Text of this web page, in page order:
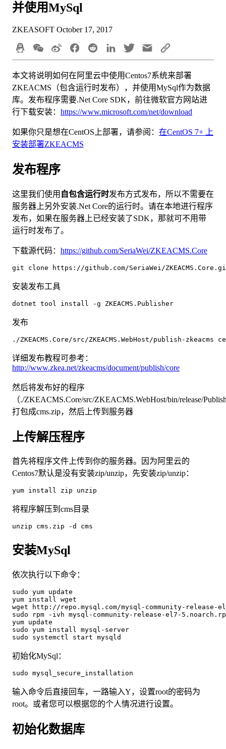
并使用MySql
ZKEASOFT October 17, 2017
本文将说明如何在阿里云中使用Centos7系统来部署
ZKEACMS（包含运行时发布），并使用MySql作为数据
库。发布程序需要.Net Core SDK，前往微软官方网站进
行下载安装： https://www.microsoft.com/net/download
如果你只是想在CentOS上部署，请参阅： 在CentOS 7+ 上
安装部署ZKEACMS
发布程序
这里我们使用 自包含运行时发布方式发布，所以不需要在
服务器上另外安装.Net Core的运行时。请在本地进行程序
发布，如果在服务器上已经安装了SDK，那就可不用带
运行时发布了。
下载源代码： https://github.com/SeriaWei/ZKEACMS.Core
git clone https://github.com/SeriaWei/
安装发布工具
dotnet tool install -g ZKEACMS.Publisher
发布
./ZKEACMS.Core/src/ZKEACMS.WebHost/publish-zkeacms
详细发布教程可参考：
http://www.zkea.net/zkeacms/document/publish/core
然后将发布好的程序
（./ZKEACMS.Core/src/ZKEACMS.WebHost/bin/release/
打包成cms.zip，然后上传到服务器
上传解压程序
首先将程序文件上传到你的服务器。因为阿里云的
Centos7默认是没有安装zip/unzip，先安装zip/unzip：
yum install zip unzip
将程序解压到cms目录
unzip cms.zip -d cms
安装MySql
依次执行以下命令：
sudo yum update
yum install wget
wget http://repo.mysql.com/mysql-community-release-
sudo rpm -ivh mysql-community-release-el7-
yum update
sudo yum install mysql-server
sudo systemctl start mysqld
初始化MySql：
sudo mysql_secure_installation
输入命令后直接回车，一路输入Y，设置root的密码为
root。或者您可以根据您的个人情况进行设置。
初始化数据库